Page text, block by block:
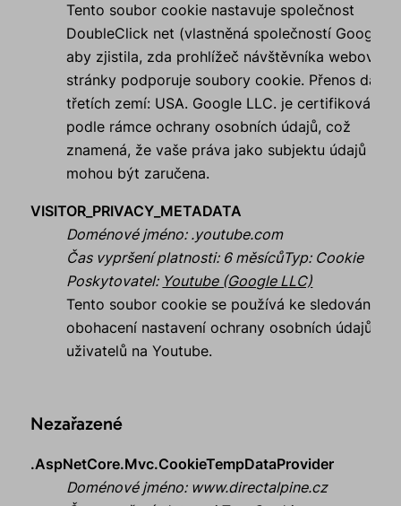
Tento soubor cookie nastavuje společnost
DoubleClick net (vlastněná společností Google),
aby zjistila, zda prohlížeč návštěvníka webové
stránky podporuje soubory cookie. Přenos dat
třetích zemí: USA. Google LLC. je certifikován
podle rámce ochrany osobních údajů, což
znamená, že vaše práva jako subjektu údajů
mohou být zaručena.
VISITOR_PRIVACY_METADATA
Doménové jméno: .youtube.com
Čas vypršení platnosti: 6 měsícůTyp: Cookie
Poskytovatel: Youtube (Google LLC)
Tento soubor cookie se používá ke sledování a
obohacení nastavení ochrany osobních údajů
uživatelů na Youtube.
Nezařazené
.AspNetCore.Mvc.CookieTempDataProvider
Doménové jméno: www.directalpine.cz